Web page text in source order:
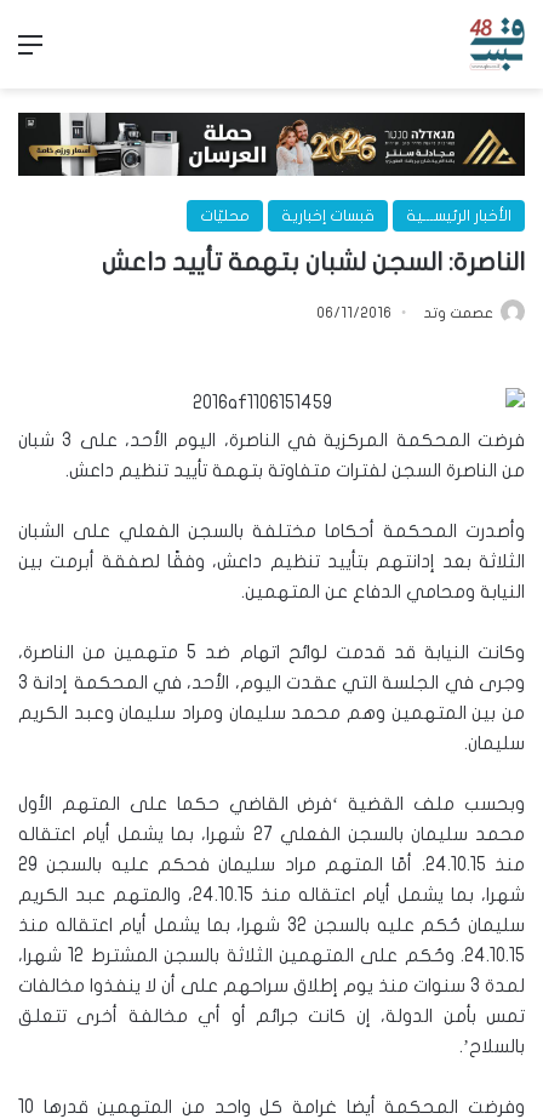
الأخبار الرئيســـية قبسات إخبارية محليّات
الناصرة: السجن لشبان بتهمة تأييد داعش
عصمت وتد 06/11/2016
فرضت المحكمة المركزية في الناصرة، اليوم الأحد، على 3 شبان
من الناصرة السجن لفترات متفاوتة بتهمة تأييد تنظيم داعش.
وأصدرت المحكمة أحكاما مختلفة بالسجن الفعلي على الشبان
الثلاثة بعد إدانتهم بتأييد تنظيم داعش، وفقًا لصفقة أبرمت بين
النيابة ومحامي الدفاع عن المتهمين.
وكانت النيابة قد قدمت لوائح اتهام ضد 5 متهمين من الناصرة،
وجرى في الجلسة التي عقدت اليوم، الأحد، في المحكمة إدانة 3
من بين المتهمين وهم محمد سليمان ومراد سليمان وعبد الكريم
سليمان.
وبحسب ملف القضية ‘فرض القاضي حكما على المتهم الأول
محمد سليمان بالسجن الفعلي 27 شهرا، بما يشمل أيام اعتقاله
منذ 24.10.15. أمّا المتهم مراد سليمان فحكم عليه بالسجن 29
شهرا، بما يشمل أيام اعتقاله منذ 24.10.15، والمتهم عبد الكريم
سليمان حُكم عليه بالسجن 32 شهرا، بما يشمل أيام اعتقاله منذ
24.10.15. وحُكم على المتهمين الثلاثة بالسجن المشترط 12 شهرا،
لمدة 3 سنوات منذ يوم إطلاق سراحهم على أن لا ينفذوا مخالفات
تمس بأمن الدولة، إن كانت جرائم أو أي مخالفة أخرى تتعلق
بالسلاح’.
وفرضت المحكمة أيضا غرامة كل واحد من المتهمين قدرها 10